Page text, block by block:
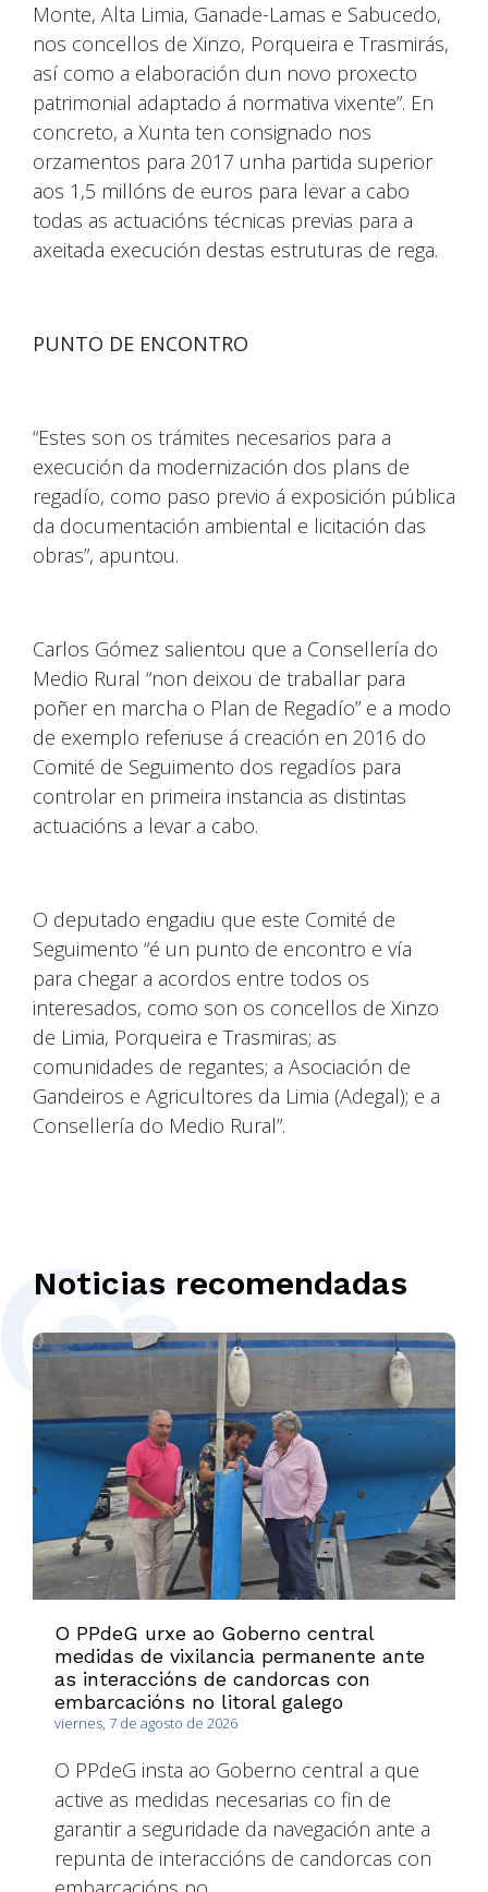
Monte, Alta Limia, Ganade-Lamas e Sabucedo,
nos concellos de Xinzo, Porqueira e Trasmirás,
así como a elaboración dun novo proxecto
patrimonial adaptado á normativa vixente”. En
concreto, a Xunta ten consignado nos
orzamentos para 2017 unha partida superior
aos 1,5 millóns de euros para levar a cabo
todas as actuacións técnicas previas para a
axeitada execución destas estruturas de rega.
PUNTO DE ENCONTRO
“Estes son os trámites necesarios para a
execución da modernización dos plans de
regadío, como paso previo á exposición pública
da documentación ambiental e licitación das
obras”, apuntou.
Carlos Gómez salientou que a Consellería do
Medio Rural “non deixou de traballar para
poñer en marcha o Plan de Regadío” e a modo
de exemplo referiuse á creación en 2016 do
Comité de Seguimento dos regadíos para
controlar en primeira instancia as distintas
actuacións a levar a cabo.
O deputado engadiu que este Comité de
Seguimento “é un punto de encontro e vía
para chegar a acordos entre todos os
interesados, como son os concellos de Xinzo
de Limia, Porqueira e Trasmiras; as
comunidades de regantes; a Asociación de
Gandeiros e Agricultores da Limia (Adegal); e a
Consellería do Medio Rural”.
Noticias recomendadas
O PPdeG urxe ao Goberno central
medidas de vixilancia permanente ante
as interaccións de candorcas con
embarcacións no litoral galego
viernes, 7 de agosto de 2026
O PPdeG insta ao Goberno central a que
active as medidas necesarias co fin de
garantir a seguridade da navegación ante a
repunta de interaccións de candorcas con